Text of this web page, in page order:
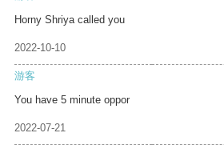
Horny Shriya called you
2022-10-10
游客
You have 5 minute oppor
2022-07-21